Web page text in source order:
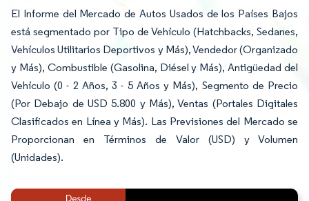
El Informe del Mercado de Autos Usados de los Países Bajos
está segmentado por Tipo de Vehículo (Hatchbacks, Sedanes,
Vehículos Utilitarios Deportivos y Más), Vendedor (Organizado
y Más), Combustible (Gasolina, Diésel y Más), Antigüedad del
Vehículo (0 - 2 Años, 3 - 5 Años y Más), Segmento de Precio
(Por Debajo de USD 5.800 y Más), Ventas (Portales Digitales
Clasificados en Línea y Más). Las Previsiones del Mercado se
Proporcionan en Términos de Valor (USD) y Volumen
(Unidades).